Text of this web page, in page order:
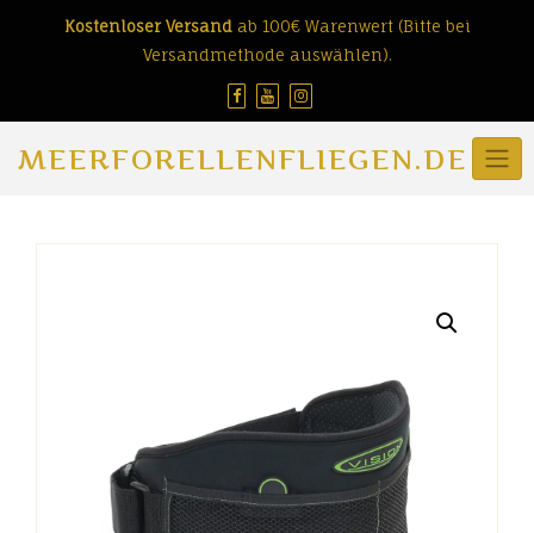
Kostenloser Versandab 100€ Warenwert (Bitte bei
Versandmethode auswählen).
MEERFORELLENFLIEGEN.DE